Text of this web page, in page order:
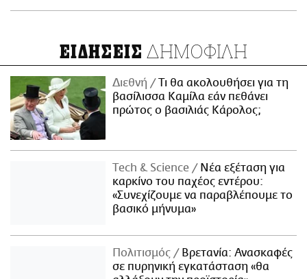
ΕΙΔΗΣΕΙΣ ΔΗΜΟΦΙΛΗ
Διεθνή
Τι θα ακολουθήσει για τη
βασίλισσα Καμίλα εάν πεθάνει
πρώτος ο βασιλιάς Κάρολος;
Τech & Science
Νέα εξέταση για
καρκίνο του παχέος εντέρου:
«Συνεχίζουμε να παραβλέπουμε το
βασικό μήνυμα»
Πολιτισμός
Βρετανία: Ανασκαφές
σε πυρηνική εγκατάσταση «θα